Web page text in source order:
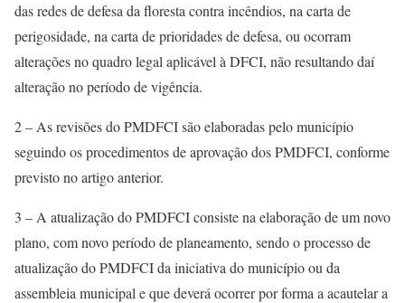
das redes de defesa da floresta contra incêndios, na carta de
perigosidade, na carta de prioridades de defesa, ou ocorram
alterações no quadro legal aplicável à DFCI, não resultando daí
alteração no período de vigência.
2 – As revisões do PMDFCI são elaboradas pelo município
seguindo os procedimentos de aprovação dos PMDFCI, conforme
previsto no artigo anterior.
3 – A atualização do PMDFCI consiste na elaboração de um novo
plano, com novo período de planeamento, sendo o processo de
atualização do PMDFCI da iniciativa do município ou da
assembleia municipal e que deverá ocorrer por forma a acautelar a